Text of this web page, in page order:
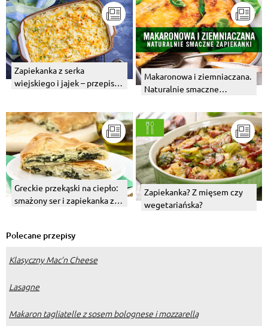
Zapiekanka z serka
wiejskiego i jajek – przepis z
Makaronowa i ziemniaczana.
Naturalnie smaczne
Greckie przekąski na ciepło:
smażony ser i zapiekanka z
Zapiekanka? Z mięsem czy
wegetariańska?
Polecane przepisy
Klasyczny Mac’n Cheese
Lasagne
Makaron tagliatelle z sosem bolognese i mozzarellą